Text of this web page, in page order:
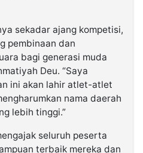
sekadar ajang kompetisi,
pembinaan dan
bagi generasi muda
Deu. “Saya
ini akan lahir atlet-atlet
nama daerah
lebih tinggi.”
seluruh peserta
terbaik mereka dan